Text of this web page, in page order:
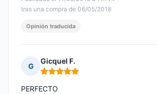
tras una compra de 06/05/2018
Opinión traducida
G
Gicquel F.
Nota: 5 de 5
PERFECTO